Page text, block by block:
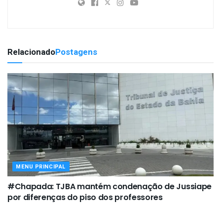
RelacionadoPostagens
MENU PRINCIPAL
#Chapada: TJBA mantém condenação de Jussiape
por diferenças do piso dos professores